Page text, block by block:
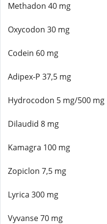
Methadon 40 mg
Oxycodon 30 mg
Codein 60 mg
Adipex-P 37,5 mg
Hydrocodon 5 mg/500 mg
Dilaudid 8 mg
Kamagra 100 mg
Zopiclon 7,5 mg
Lyrica 300 mg
Vyvanse 70 mg